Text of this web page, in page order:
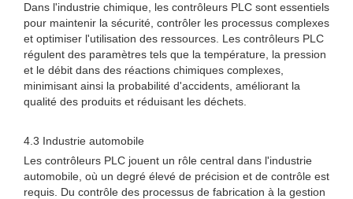
Dans l'industrie chimique, les contrôleurs PLC sont essentiels
pour maintenir la sécurité, contrôler les processus complexes
et optimiser l'utilisation des ressources. Les contrôleurs PLC
régulent des paramètres tels que la température, la pression
et le débit dans des réactions chimiques complexes,
minimisant ainsi la probabilité d'accidents, améliorant la
qualité des produits et réduisant les déchets.
4.3 Industrie automobile
Les contrôleurs PLC jouent un rôle central dans l'industrie
automobile, où un degré élevé de précision et de contrôle est
requis. Du contrôle des processus de fabrication à la gestion